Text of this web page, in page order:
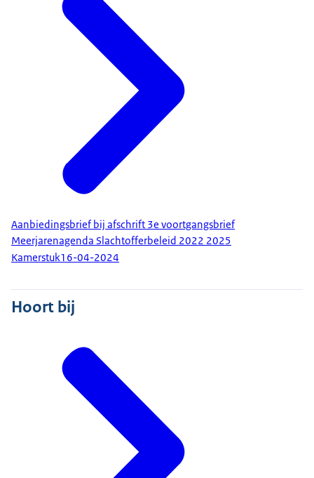
Aanbiedingsbrief bij afschrift 3e voortgangsbrief
Meerjarenagenda Slachtofferbeleid 2022 2025
Kamerstuk16-04-2024
Hoort bij